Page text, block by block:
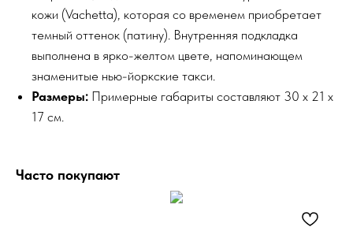
кожи (Vachetta), которая со временем приобретает
темный оттенок (патину). Внутренняя подкладка
выполнена в ярко-желтом цвете, напоминающем
знаменитые нью-йоркские такси.
Размеры: Примерные габариты составляют 30 x 21 x
17 см.
Часто покупают